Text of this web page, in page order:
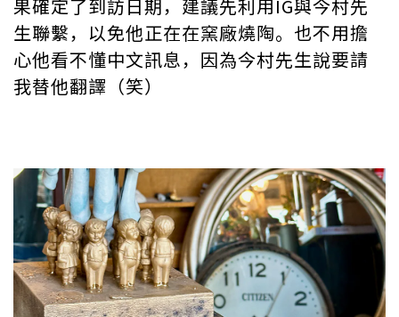
果確定了到訪日期，建議先利用IG與今村先
生聯繫，以免他正在在窯廠燒陶。也不用擔
心他看不懂中文訊息，因為今村先生說要請
我替他翻譯（笑）